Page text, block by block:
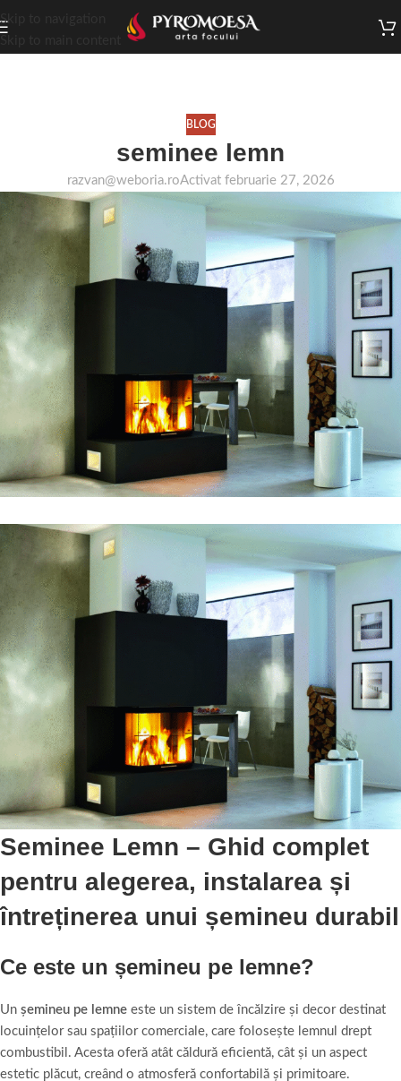
Skip to navigation
BLOG
seminee lemn
razvan@weboria.roActivat februarie 27, 2026
Seminee Lemn – Ghid complet
pentru alegerea, instalarea și
întreținerea unui șemineu durabil
Ce este un șemineu pe lemne?
Un șemineu pe lemne este un sistem de încălzire și decor destinat
locuințelor sau spațiilor comerciale, care folosește lemnul drept
combustibil. Acesta oferă atât căldură eficientă, cât și un aspect
estetic plăcut, creând o atmosferă confortabilă și primitoare.